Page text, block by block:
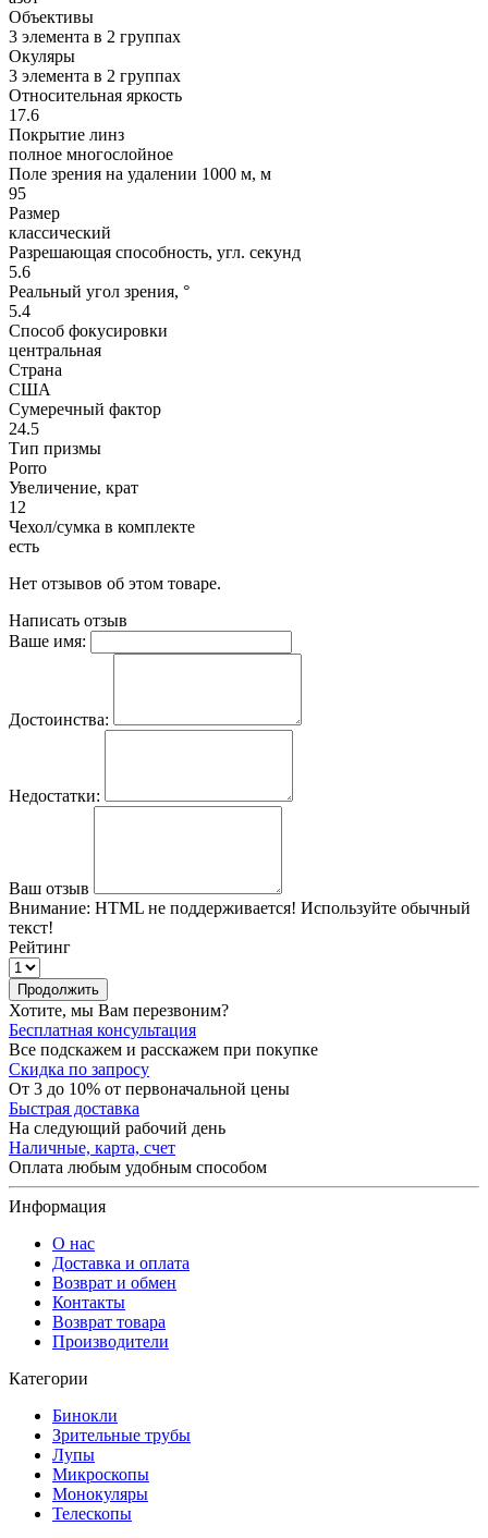
Объективы
3 элемента в 2 группах
Окуляры
3 элемента в 2 группах
Относительная яркость
17.6
Покрытие линз
полное многослойное
Поле зрения на удалении 1000 м, м
95
Размер
классический
Разрешающая способность, угл. секунд
5.6
Реальный угол зрения, °
5.4
Способ фокусировки
центральная
Страна
США
Сумеречный фактор
24.5
Тип призмы
Porro
Увеличение, крат
12
Чехол/сумка в комплекте
есть
Нет отзывов об этом товаре.
Написать отзыв
Ваше имя:
Достоинства:
Недостатки:
Ваш отзыв
Внимание: HTML не поддерживается! Используйте обычный
текст!
Рейтинг
Продолжить
Хотите, мы Вам перезвоним?
Бесплатная консультация
Все подскажем и расскажем при покупке
Скидка по запросу
От 3 до 10% от первоначальной цены
Быстрая доставка
На следующий рабочий день
Наличные, карта, счет
Оплата любым удобным способом
Информация
О нас
Доставка и оплата
Возврат и обмен
Контакты
Возврат товара
Производители
Категории
Бинокли
Зрительные трубы
Лупы
Микроскопы
Монокуляры
Телескопы